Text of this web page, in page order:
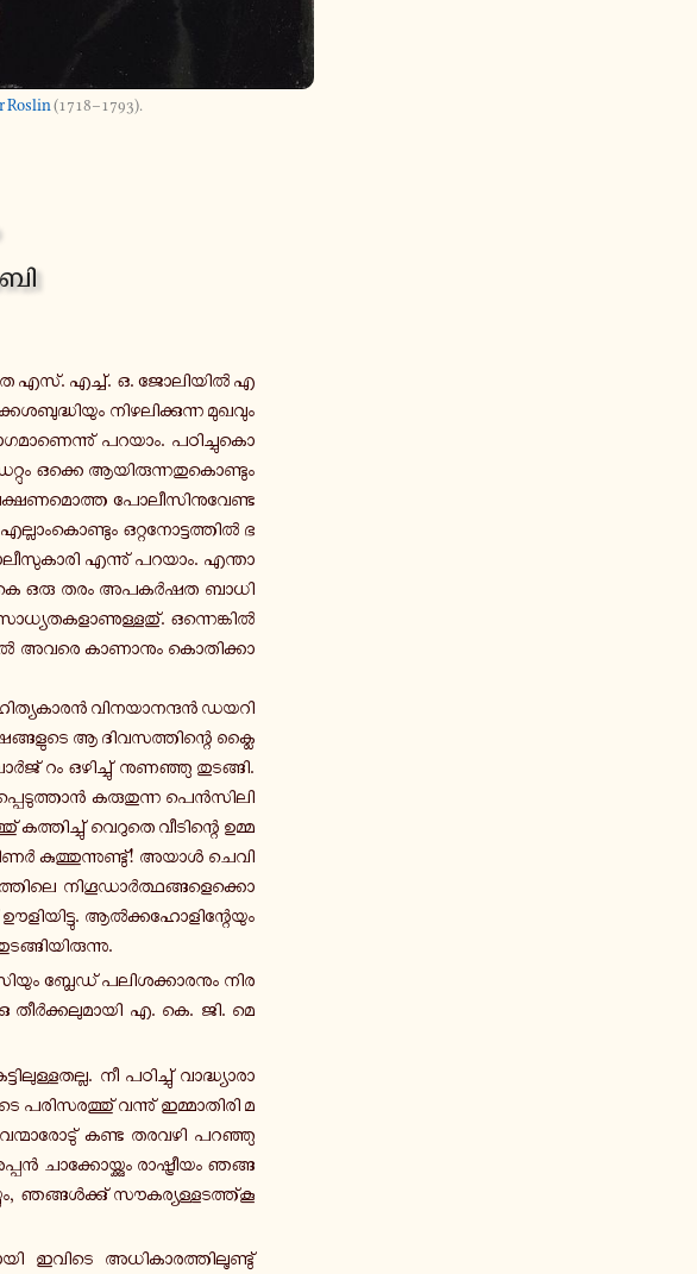
Roslin(1718–1793).
എസ്. എച്ച്. ഒ. ജോ­ലി­യിൽ എ­
നി­ഴ­ലി­ക്കു­ന്ന മു­ഖ­വും
പറയാം. പ­ഠി­ച്ചു­കൊ­
ഒക്കെ ആ­യി­രു­ന്ന­തു­കൊ­ണ്ടും
ല­ക്ഷ­ണ­മൊ­ത്ത പോ­ലീ­സി­നു­വേ­ണ്ട
ഒ­റ്റ­നോ­ട്ട­ത്തിൽ ഭ­
എ­ന്നു് പറയാം. എ­ന്താ­
ഒരു തരം അ­പ­കർ­ഷ­ത ബാ­ധി­
ഒ­ന്നെ­ങ്കിൽ
അവരെ കാ­ണാ­നും കൊ­തി­ക്കാ­
വി­ന­യാ­ന­ന്ദൻ ഡയറി
ആ ദി­വ­സ­ത്തി­ന്റെ ക്ലൈ­
റം ഒ­ഴി­ച്ചു് നു­ണ­ഞ്ഞു തു­ട­ങ്ങി.
ക­രു­തു­ന്ന പെൻ­സി­ലി­
വെ­റു­തെ വീ­ടി­ന്റെ ഉ­മ്മ­
കു­ത്തു­ന്നു­ണ്ടു്! അയാൾ ചെ­വി­
നി­ഗൂ­ഡാർ­ത്ഥ­ങ്ങ­ളെ­ക്കൊ­
ആൽ­ക്ക­ഹോ­ളി­ന്റേ­യും
ബ്ലേ­ഡ് പ­ലി­ശ­ക്കാ­ര­നും നി­ര­
തീർ­ക്ക­ലു­മാ­യി എ. കെ. ജി. മെ­
നീ പ­ഠി­ച്ചു് വാ­ദ്ധ്യാ­രാ­
പ­രി­സ­ര­ത്തു് വ­ന്നു് ഇ­മ്മാ­തി­രി മ­
കണ്ട തരവഴി പ­റ­ഞ്ഞു­
ചാ­ക്കോ­യ്ക്കും രാ­ഷ്ട്രീ­യം ഞ­ങ്ങ­
ഞ­ങ്ങൾ­ക്കു് സൗ­ക­ര്യ­ള്ള­ട­ത്ത്കൂ­
ഇവിടെ അ­ധി­കാ­ര­ത്തി­ലൂ­ണ്ടു്